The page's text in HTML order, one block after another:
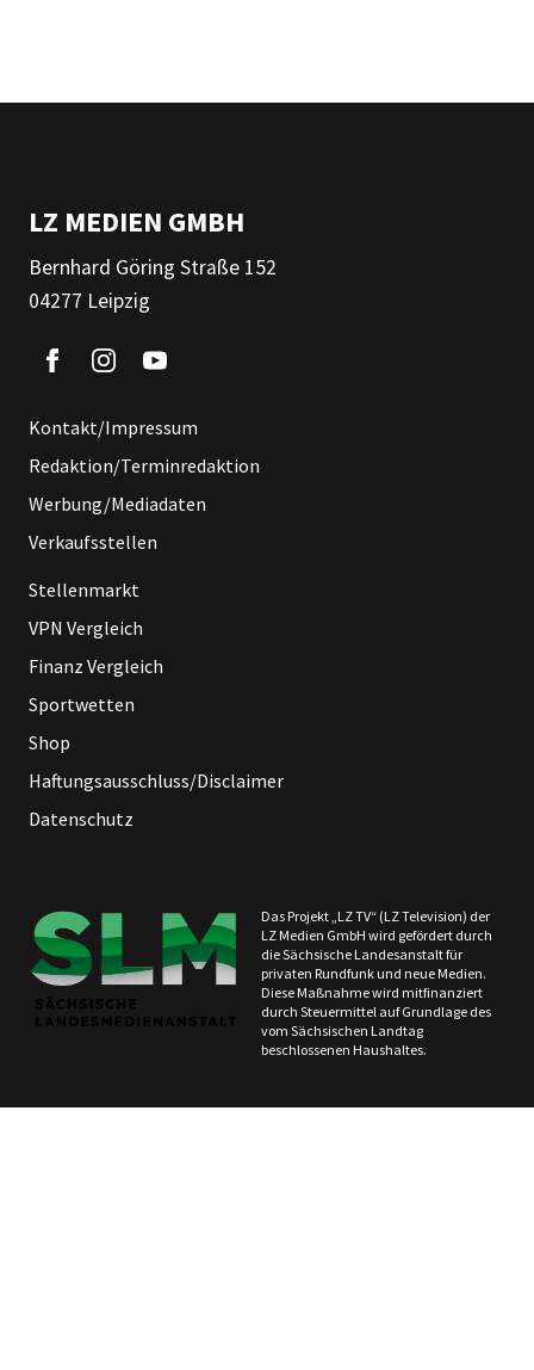
LZ MEDIEN GMBH
Bernhard Göring Straße 152
04277 Leipzig
Kontakt/Impressum
Redaktion/Terminredaktion
Werbung/Mediadaten
Verkaufsstellen
Stellenmarkt
VPN Vergleich
Finanz Vergleich
Sportwetten
Shop
Haftungsausschluss/Disclaimer
Datenschutz
Das Projekt „LZ TV“ (LZ Television) der
LZ Medien GmbH wird gefördert durch
die Sächsische Landesanstalt für
privaten Rundfunk und neue Medien.
Diese Maßnahme wird mitfinanziert
durch Steuermittel auf Grundlage des
vom Sächsischen Landtag
beschlossenen Haushaltes.